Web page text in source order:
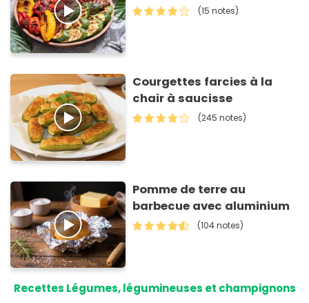
(15 notes)
Courgettes farcies à la
chair à saucisse
(245 notes)
Pomme de terre au
barbecue avec aluminium
(104 notes)
Recettes Légumes, légumineuses et champignons